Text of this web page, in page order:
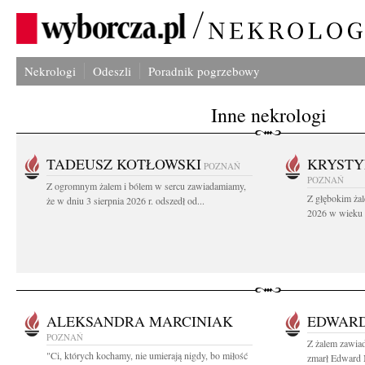
Nekrologi Odeszli Poradnik pogrzebowy
Inne nekrologi
TADEUSZ KOTŁOWSKI POZNAŃ
Z ogromnym żalem i bólem w sercu zawiadamiamy,
że w dniu 3 sierpnia 2026 r. odszedł od...
POZNAŃ
Z głębokim
2026 w wieku
ALEKSANDRA MARCINIAK
POZNAŃ
"Ci, których kochamy, nie umierają nigdy, bo miłość
Z żalem
zmarł